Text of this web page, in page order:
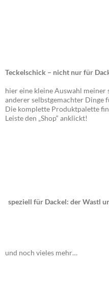
Teckelschick – nicht nur für
hier eine kleine Auswahl
anderer selbstgemachter Dinge
Die komplette Produktpalette
Leiste den „Shop“ anklickt!
speziell für Dackel: der Wastl
und noch vieles mehr…